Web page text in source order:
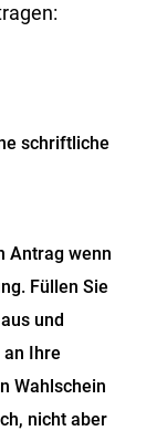
schriftliche
Antrag wenn
Füllen Sie
und
Ihre
Wahlschein
nicht aber